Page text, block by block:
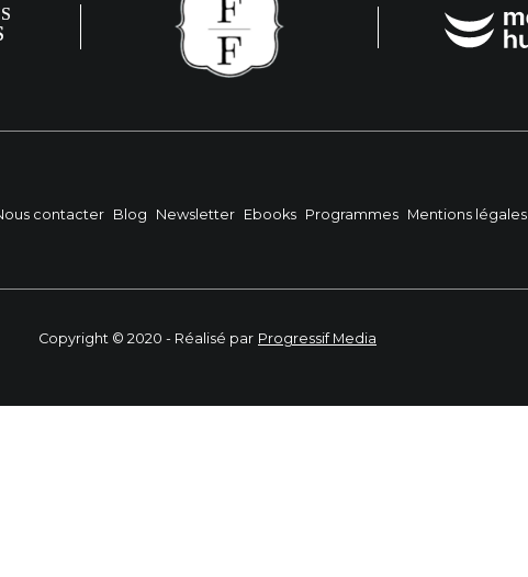
contacter Blog Newsletter Ebooks Programmes Mentions légales
Copyright © 2020 - Réalisé par Progressif Media